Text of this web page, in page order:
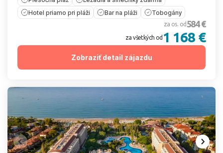
Hotel priamo pri pláži
Bar na pláži Tobogány
za os. od 584 €
za všetkých od 1 168 €
Zobraziť detail zájazdu